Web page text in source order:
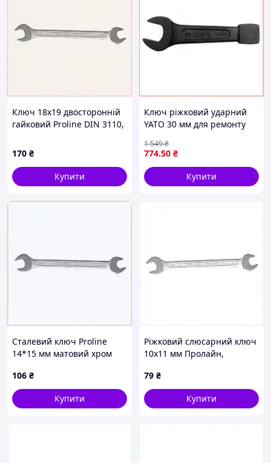
Ключ 18х19 двосторонній
гайковий Proline DIN 3110,
170 ₴
Купити
Ключ ріжковий ударний
YATO 30 мм для ремонту
ванадієвою сталлю 187 мм
774.50 ₴
1 549₴
Купити
Сталевий ключ Proline
14*15 мм матовий хром
106 ₴
Купити
Ріжковий слюсарний ключ
10х11 мм Пролайн,
79 ₴
Купити